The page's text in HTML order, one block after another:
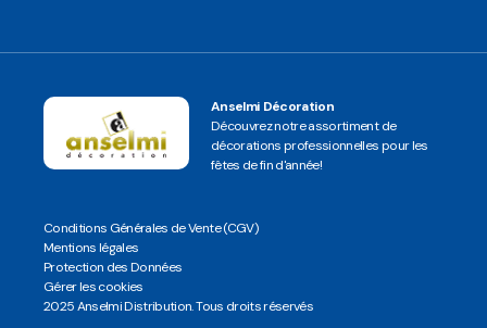
Anselmi Décoration
Découvrez notre assortiment de
décorations professionnelles pour les
fêtes de fin d'année!
Conditions Générales de Vente (CGV)
Mentions légales
Protection des Données
Gérer les cookies
2025 Anselmi Distribution. Tous droits réservés